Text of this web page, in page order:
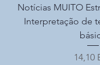
Notícias MUITO
Interpretação de
Precio
14,10